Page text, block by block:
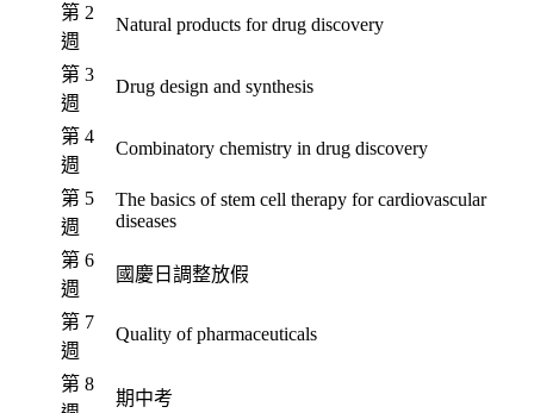
第 2
週
Natural products for drug discovery
第 3
週
Drug design and synthesis
第 4
週
Combinatory chemistry in drug discovery
第 5
週
The basics of stem cell therapy for cardiovascular
diseases
第 6
週
國慶日調整放假
第 7
週
Quality of pharmaceuticals
第 8
期中考